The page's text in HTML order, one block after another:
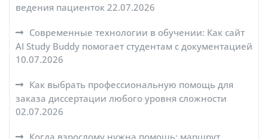
ведения пациенток 22.07.2026
Современные технологии в обучении: Как сайт
AI Study Buddy помогает студентам с документацией
10.07.2026
Как выбрать профессиональную помощь для
заказа диссертации любого уровня сложности
02.07.2026
Когда взрослому нужна помощь: маршрут